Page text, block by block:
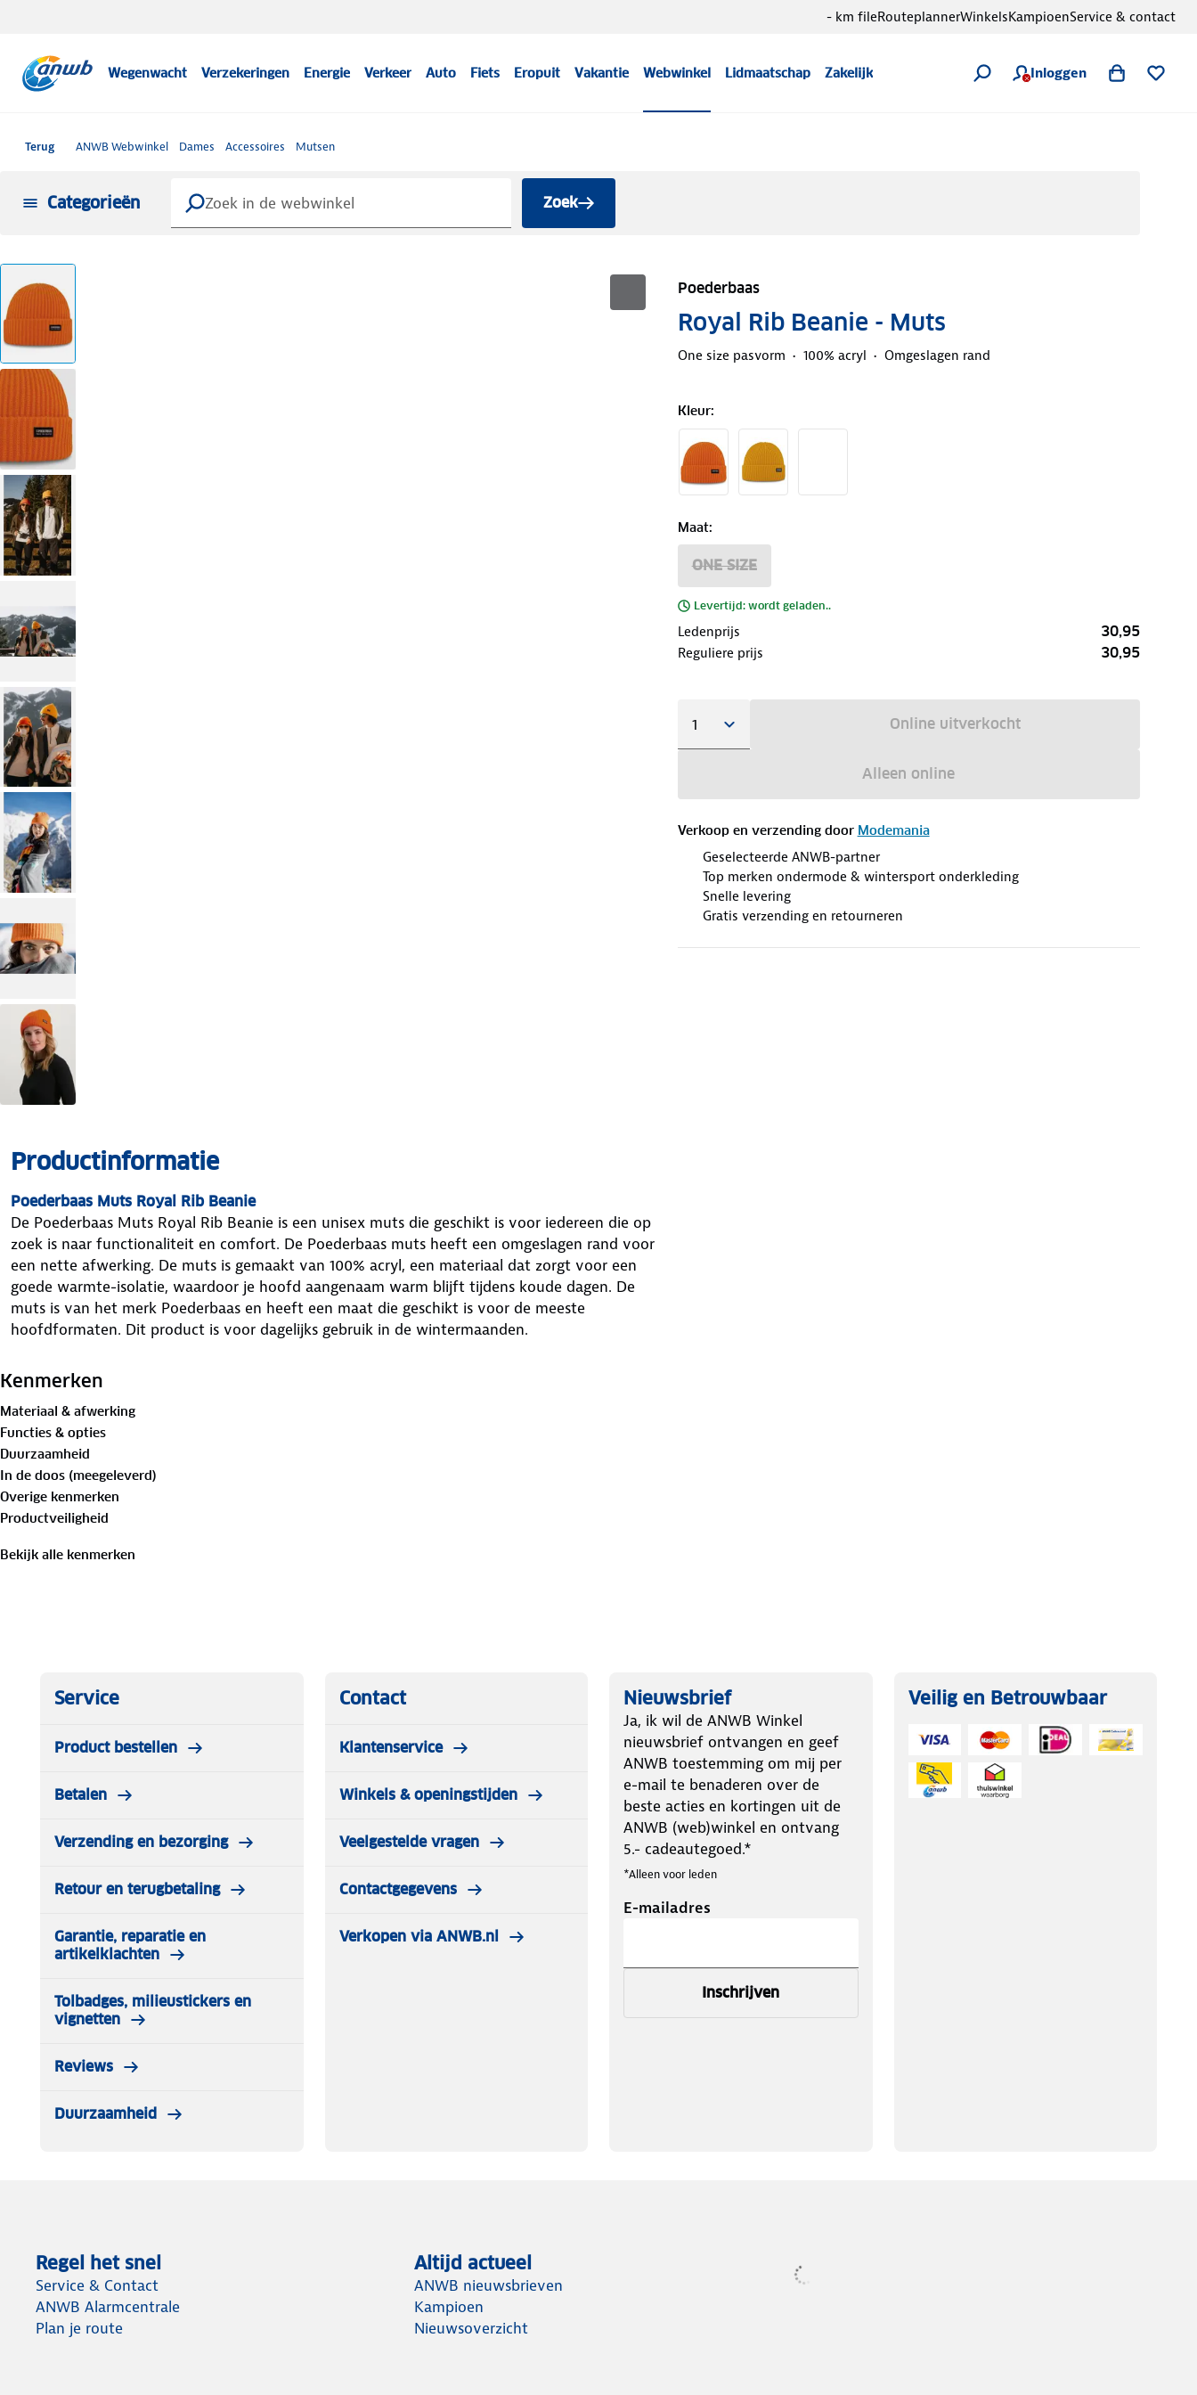
Wegenwacht Verzekeringen Energie Verkeer Auto Fiets Eropuit Vakantie Webwinkel Lidmaatschap Zakelijk Inloggen
- km fileRouteplannerWinkelsKampioenService & contact
Terug ANWB Webwinkel Dames Accessoires Mutsen
Categorieën Zoek
Poederbaas
Royal Rib Beanie - Muts
One size pasvorm 100% acryl Omgeslagen rand
Kleur:
Maat:
ONE SIZE
Levertijd: wordt geladen..
Ledenprijs 30,95
Reguliere prijs 30,95
Online uitverkocht
Alleen online
Verkoop en verzending door Modemania
Geselecteerde ANWB-partner
Top merken ondermode & wintersport onderkleding
Snelle levering
Gratis verzending en retourneren
Productinformatie
Poederbaas Muts Royal Rib Beanie
De Poederbaas Muts Royal Rib Beanie is een unisex muts die geschikt is voor iedereen die op
zoek is naar functionaliteit en comfort. De Poederbaas muts heeft een omgeslagen rand voor
een nette afwerking. De muts is gemaakt van 100% acryl, een materiaal dat zorgt voor een
goede warmte-isolatie, waardoor je hoofd aangenaam warm blijft tijdens koude dagen. De
muts is van het merk Poederbaas en heeft een maat die geschikt is voor de meeste
hoofdformaten. Dit product is voor dagelijks gebruik in de wintermaanden.
: Poederbaas
Model: Muts Royal Rib
Maat: One size
Materiaal: 100% acryl
Unisex beanie
Houdt je hoofd warm
Omgeslagen rand zorgt voor een nette afwerking
Kenmerken
Materiaal & afwerking
Functies & opties
Duurzaamheid
In de doos (meegeleverd)
Overige kenmerken
Productveiligheid
Bekijk alle kenmerken
Service
Product bestellen
Betalen
Verzending en bezorging
Retour en terugbetaling
Garantie, reparatie en
artikelklachten
Tolbadges, milieustickers en
vignetten
Reviews
Duurzaamheid
Contact
Klantenservice
Winkels & openingstijden
Veelgestelde vragen
Contactgegevens
Verkopen via ANWB.nl
Nieuwsbrief
Ja, ik wil de ANWB Winkel
nieuwsbrief ontvangen en geef
ANWB toestemming om mij per
e-mail te benaderen over de
beste acties en kortingen uit de
ANWB (web)winkel en ontvang
5.- cadeautegoed.*
*Alleen voor leden
E-mailadres
Inschrijven
Veilig en Betrouwbaar
Regel het snel
Service & Contact
ANWB Alarmcentrale
Plan je route
Altijd actueel
ANWB nieuwsbrieven
Kampioen
Nieuwsoverzicht